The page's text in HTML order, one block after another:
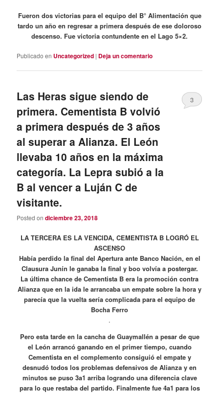
Fueron dos victorias para el equipo del B° Alimentación que
tardo un año en regresar a primera después de ese doloroso
descenso. Fue victoria contundente en el Lago 5×2.
Publicado en Uncategorized | Deja un comentario
Las Heras sigue siendo de
primera. Cementista B volvió
a primera después de 3 años
al superar a Alianza. El León
llevaba 10 años en la máxima
categoría. La Lepra subió a la
B al vencer a Luján C de
visitante.
Posted ondiciembre 23, 2018
3
LA TERCERA ES LA VENCIDA, CEMENTISTA B LOGRÓ EL
ASCENSO
Había perdido la final del Apertura ante Banco Nación, en el
Clausura Junín le ganaba la final y boo volvía a postergar.
La última chance de Cementista B era la promoción contra
Alianza que en la ida le arrancaba un empate sobre la hora y
parecía que la vuelta sería complicada para el equipo de
Bocha Ferro
.
Pero esta tarde en la cancha de Guaymallén a pesar de que
el León arrancó ganando en el primer tiempo, cuando
Cementista en el complemento consiguió el empate y
desnudó todos los problemas defensivos de Alianza y en
minutos se puso 3a1 arriba logrando una diferencia clave
para lo que restaba del partido. Finalmente fue 4a1 para los